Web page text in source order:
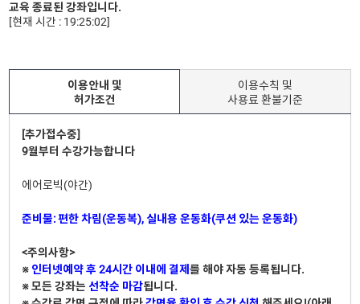
교육 종료된 강좌입니다.
[현재 시간 : 19:25:02]
이용안내 및
허가조건
이용수칙 및
사용료 환불기준
[추가접수중]
9월부터 수강가능합니다
에어로빅(야간)
준비물: 편한 차림(운동복), 실내용 운동화(쿠션 있는 운동화)
<주의사항>
※ 인터넷예약 후 24시간 이내에 결제를 해야 자동 등록됩니다.
※ 모든 강좌는 선착순 마감됩니다.